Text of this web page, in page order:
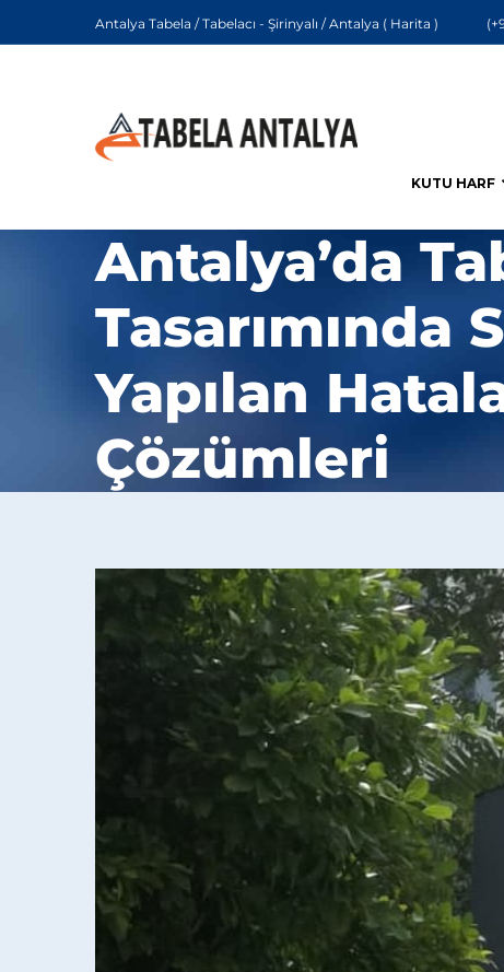
Antalya Tabela / Tabelacı - Şirinyalı / Antalya ( Harita )
KUTU HARF
Antalya’da
Tasarımında
Yapılan
Çözümleri